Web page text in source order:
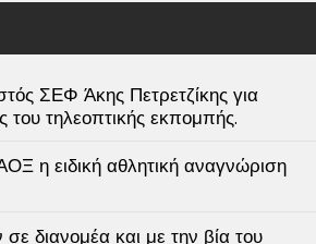
ΣΕΦ Άκης Πετρετζίκης για
του τηλεοπτικής εκπομπής.
η ειδική αθλητική αναγνώριση
διανομέα και με την βία του